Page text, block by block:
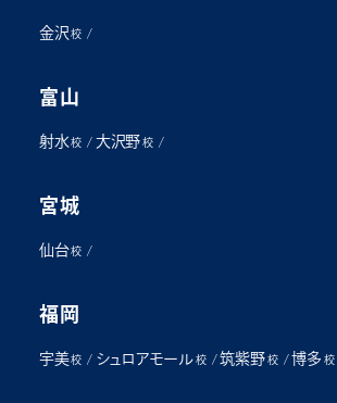
金沢 校 /
富山
射水 校 / 大沢野 校/
宮城
仙台 校 /
福岡
宇美 校 / シュロアモール 校/筑紫野 校/博多 校